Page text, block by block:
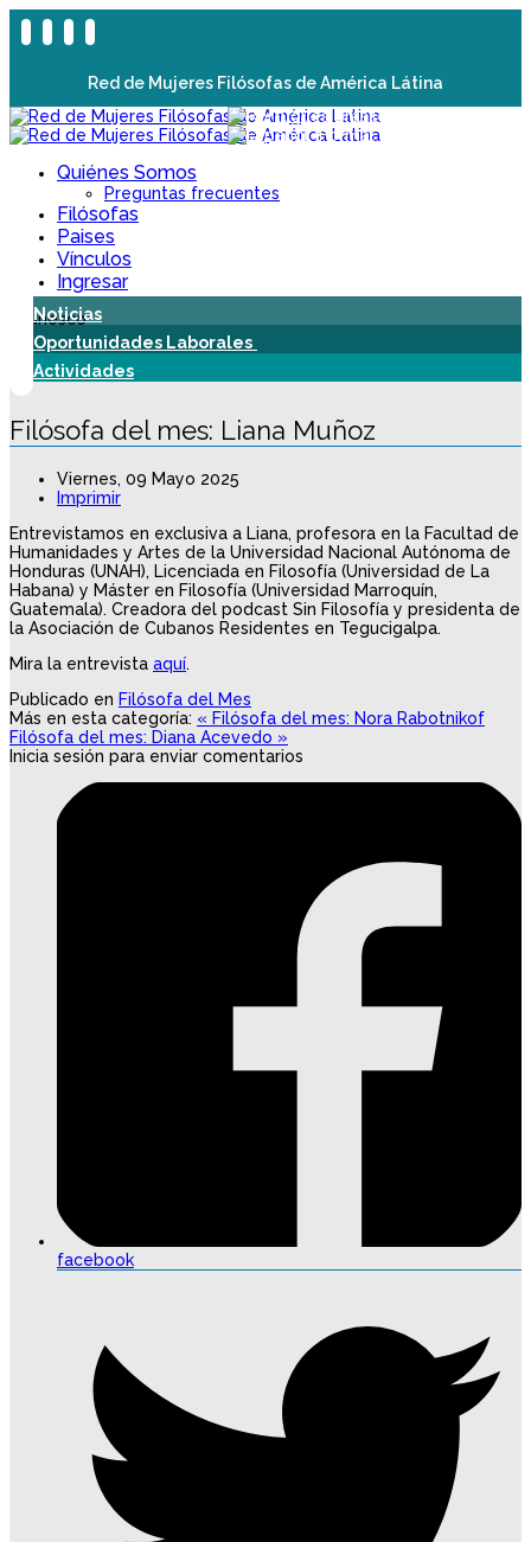
Red de Mujeres Filósofas de América Látina
Quiénes Somos
Preguntas frecuentes
Filósofas
Paises
Vínculos
Ingresar
Noticias
Oportunidades Laborales
Actividades
Filósofa del mes: Liana Muñoz
Viernes, 09 Mayo 2025
Imprimir
Entrevistamos en exclusiva a Liana, profesora en la Facultad de
Humanidades y Artes de la Universidad Nacional Autónoma de
Honduras (UNAH), Licenciada en Filosofía (Universidad de La
Habana) y Máster en Filosofía (Universidad Marroquín,
Guatemala). Creadora del podcast Sin Filosofía y presidenta de
la Asociación de Cubanos Residentes en Tegucigalpa.
Mira la entrevista aquí.
Publicado en Filósofa del Mes
Más en esta categoría: « Filósofa del mes: Nora Rabotnikof
Filósofa del mes: Diana Acevedo »
Inicia sesión para enviar comentarios
facebook